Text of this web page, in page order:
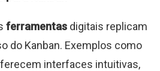
ferramentas digitais replicam
do Kanban. Exemplos como
interfaces intuitivas,